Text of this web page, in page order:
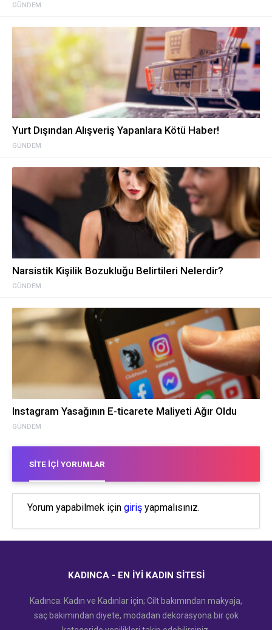
GÜNDEM
GÜNDEM
Yurt Dışından Alışveriş Yapanlara Kötü Haber!
GÜNDEM
Narsistik Kişilik Bozukluğu Belirtileri Nelerdir?
GÜNDEM
Instagram Yasağının E-ticarete Maliyeti Ağır Oldu
SITE İÇI YORUMLAR
Yorum yapabilmek için giriş yapmalısınız.
KADINCA - EN İYI KADIN SITESI
Kadınca: Kadın ve Kadınlar için; Cilt bakımından makyaja,
saç bakımından diyete, modadan dekorasyona bir çok